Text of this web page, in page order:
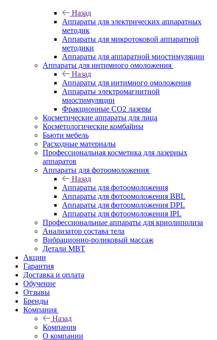
Назад
Аппараты для электрических аппаратных
методик
Аппараты для микротоковой аппаратной
методики
Аппараты для аппаратной миостимуляции
Аппараты для интимного омоложения
Назад
Аппараты для интимного омоложения
Аппараты электромагнитной
миостимуляции
Фракционные CO2 лазеры
Косметические аппараты для лица
Косметологические комбайны
Бьюти мебель
Расходные материалы
Профессиональная косметика для лазерных
аппаратов
Аппараты для фотоомоложения
Назад
Аппараты для фотоомоложения
Аппараты для фотоомоложения BBL
Аппараты для фотоомоложения DPL
Аппараты для фотоомоложения IPL
Профессиональные аппараты для криолиполиза
Анализатор состава тела
Вибрационно-роликовый массаж
Детали MBT
Акции
Гарантия
Доставка и оплата
Обучение
Отзывы
Бренды
Компания
Назад
Компания
О компании